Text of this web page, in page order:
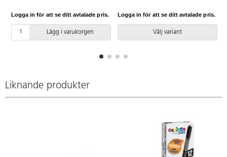
Ergonomiskt gummigrepp.
Logga in för att se ditt avtalade pris.
Lägg i varukorgen
Spetsbredd 0,5 mm.
Logga in för att se ditt avtalade pris.
Välj variant
Liknande produkter